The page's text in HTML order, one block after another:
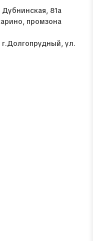
81а
промзона
ул.